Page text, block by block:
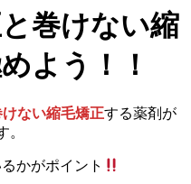
巻けない縮
よう！！
けない縮毛矯正する薬剤が
。
かがポイント